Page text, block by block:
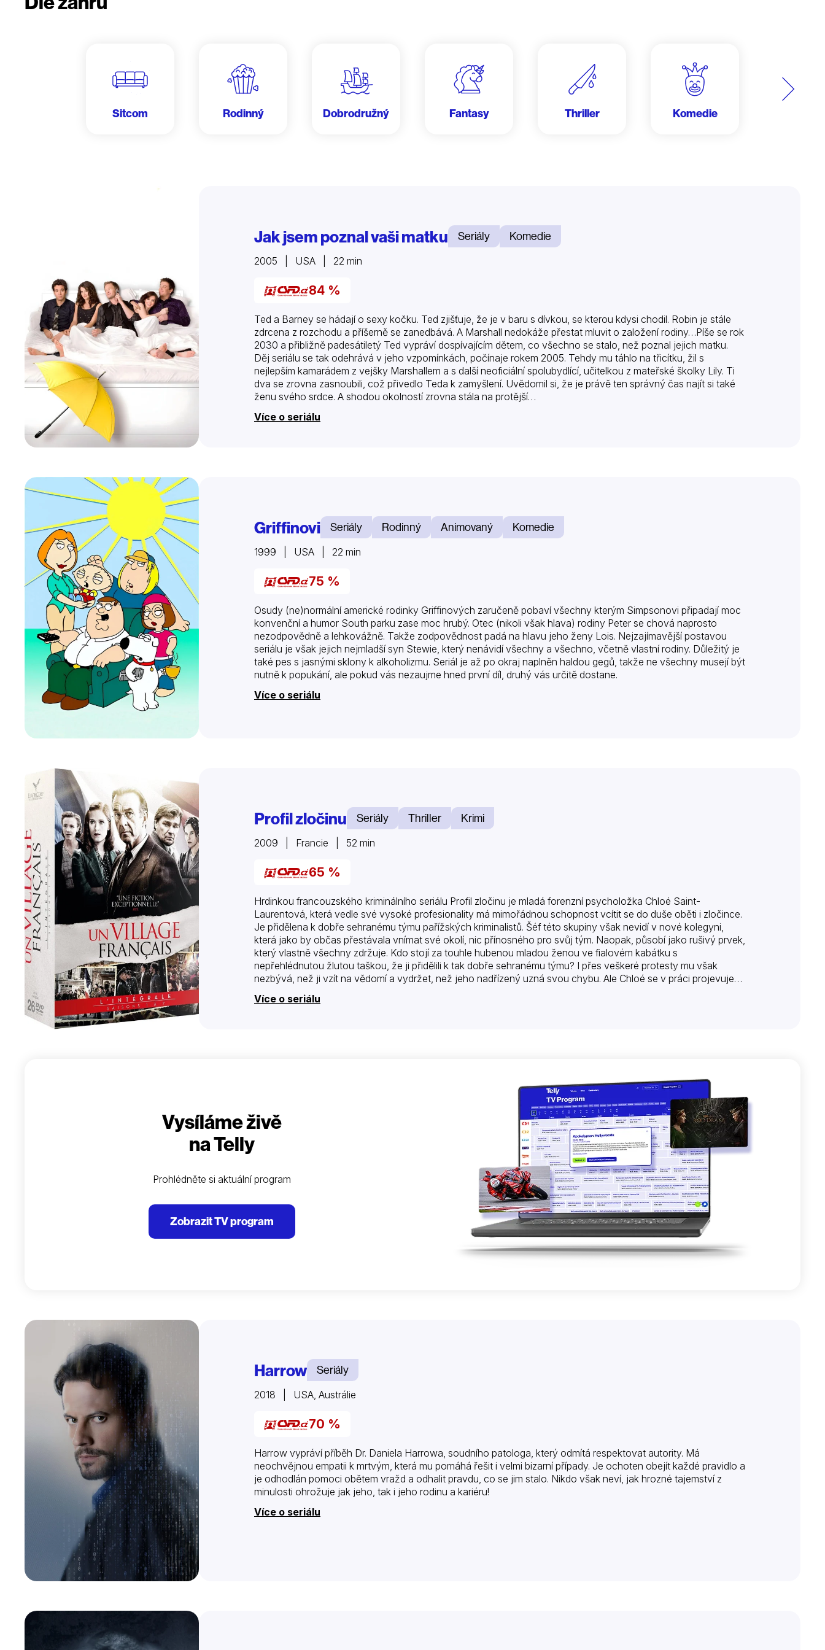
Další
Sitcom
Rodinný Dobrodružný Fantasy Thriller Komedie
Jak jsem poznal vaši matku Seriály Komedie
2005 | USA | 22 min
84 %
Ted a Barney se hádají o sexy kočku. Ted zjišťuje, že je v baru s dívkou, se kterou kdysi chodil. Robin je stále
zdrcena z rozchodu a příšerně se zanedbává. A Marshall nedokáže přestat mluvit o založení rodiny…Píše se rok
2030 a přibližně padesátiletý Ted vypráví dospívajícím dětem, co všechno se stalo, než poznal jejich matku.
Děj seriálu se tak odehrává v jeho vzpomínkách, počínaje rokem 2005. Tehdy mu táhlo na třicítku, žil s
nejlepším kamarádem z vejšky Marshallem a s další neoficiální spolubydlící, učitelkou z mateřské školky Lily. Ti
dva se zrovna zasnoubili, což přivedlo Teda k zamyšlení. Uvědomil si, že je právě ten správný čas najít si také
ženu svého srdce. A shodou okolností zrovna stála na protější…
Více o seriálu
Griffinovi Seriály Rodinný Animovaný Komedie
1999 | USA | 22 min
75 %
Osudy (ne)normální americké rodinky Griffinových zaručeně pobaví všechny kterým Simpsonovi připadají moc
konvenční a humor South parku zase moc hrubý. Otec (nikoli však hlava) rodiny Peter se chová naprosto
nezodpovědně a lehkovážně. Takže zodpovědnost padá na hlavu jeho ženy Lois. Nejzajímavější postavou
seriálu je však jejich nejmladší syn Stewie, který nenávidí všechny a všechno, včetně vlastní rodiny. Důležitý je
také pes s jasnými sklony k alkoholizmu. Seriál je až po okraj naplněn haldou gegů, takže ne všechny musejí být
nutně k popukání, ale pokud vás nezaujme hned první díl, druhý vás určitě dostane.
Více o seriálu
Profil zločinu Seriály Thriller Krimi
2009 | Francie | 52 min
65 %
Hrdinkou francouzského kriminálního seriálu Profil zločinu je mladá forenzní psycholožka Chloé Saint-
Laurentová, která vedle své vysoké profesionality má mimořádnou schopnost vcítit se do duše oběti i zločince.
Je přidělena k dobře sehranému týmu pařížských kriminalistů. Šéf této skupiny však nevidí v nové kolegyni,
která jako by občas přestávala vnímat své okolí, nic přínosného pro svůj tým. Naopak, působí jako rušivý prvek,
který vlastně všechny zdržuje. Kdo stojí za touhle hubenou mladou ženou ve fialovém kabátku s
nepřehlédnutou žlutou taškou, že ji přidělili k tak dobře sehranému týmu? I přes veškeré protesty mu však
nezbývá, než ji vzít na vědomí a vydržet, než jeho nadřízený uzná svou chybu. Ale Chloé se v práci projevuje
jako výrazná osobnost, která dokonale zvládá svou…
Více o seriálu
Vysíláme živě
na Telly
Prohlédněte si aktuální program
Zobrazit TV program
Harrow Seriály
2018 | USA, Austrálie
70 %
Harrow vypráví příběh Dr. Daniela Harrowa, soudního patologa, který odmítá respektovat autority. Má
neochvějnou empatii k mrtvým, která mu pomáhá řešit i velmi bizarní případy. Je ochoten obejít každé pravidlo a
je odhodlán pomoci obětem vražd a odhalit pravdu, co se jim stalo. Nikdo však neví, jak hrozné tajemství z
minulosti ohrožuje jak jeho, tak i jeho rodinu a kariéru!
Více o seriálu